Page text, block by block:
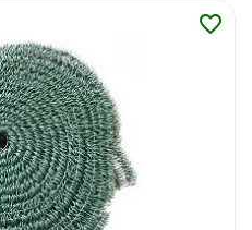
favorite_border